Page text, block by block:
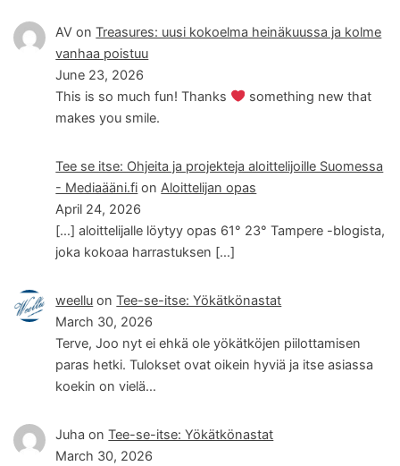
AV onTreasures: uusi kokoelma heinäkuussa ja kolme
vanhaa poistuu
June 23, 2026
This is so much fun! Thanks
something new that
makes you smile.
Tee se itse: Ohjeita ja projekteja aloittelijoille Suomessa
- Mediaääni.fi onAloittelijan opas
April 24, 2026
[…] aloittelijalle löytyy opas 61° 23° Tampere -blogista,
joka kokoaa harrastuksen […]
weellu onTee-se-itse: Yökätkönastat
March 30, 2026
Terve, Joo nyt ei ehkä ole yökätköjen piilottamisen
paras hetki. Tulokset ovat oikein hyviä ja itse asiassa
koekin on vielä…
Juha onTee-se-itse: Yökätkönastat
March 30, 2026